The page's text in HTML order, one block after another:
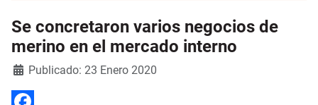
Se concretaron varios negocios de
merino en el mercado interno
DetallesPublicado: 23 Enero 2020